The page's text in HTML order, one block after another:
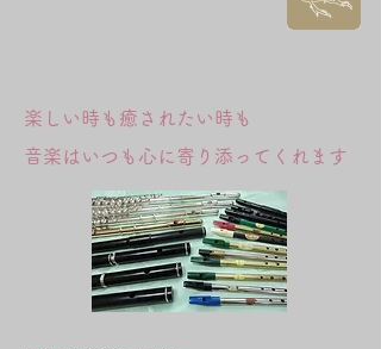
​楽しい時も癒されたい時も
​音楽はいつも心に寄り添ってくれます